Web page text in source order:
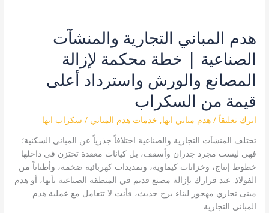
هدم المباني التجارية والمنشآت
الصناعية | خطة محكمة لإزالة
المصانع والورش واسترداد أعلى
قيمة من السكراب
اترك تعليقاً /هدم مباني ابها, خدمات هدم المباني / سكراب ابها
تختلف المنشآت التجارية والصناعية اختلافاً جذرياً عن المباني السكنية؛
فهي ليست مجرد جدران وأسقف، بل كيانات معقدة تختزن في داخلها
خطوط إنتاج، وخزانات كيماوية، وتمديدات كهربائية ضخمة، وأطناناً من
الفولاذ. عند قرارك بإزالة مصنع قديم في المنطقة الصناعية بأبها، أو هدم
مبنى تجاري مهجور لبناء برج حديث، فأنت لا تتعامل مع عملية هدم
المباني التجارية
المباني
التجارية
والمنشآت
الصناعية
|
خطة
محكمة
لإزالة
المصانع
والورش
واسترداد
أعلى
قيمة